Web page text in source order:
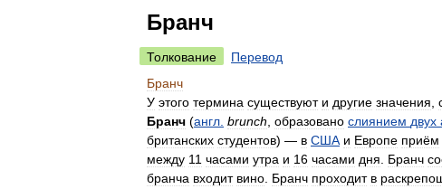
Бранч
Толкование
Перевод
Бранч
У этого термина существуют и другие значения
Бранч (англ brunch образовано слиянием двух
британских студентов) — в США и Европе приём
между 11 часами утра и 16 часами дня Бранч
бранча входит вино Бранч проходит в